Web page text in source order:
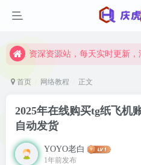
资深资源站，每天实时更新，
资深资源站，每天实时更新，
首页 网络教程 正文
2025年在线购买tg纸飞机
自动发货
YOYO老白
1年前发布